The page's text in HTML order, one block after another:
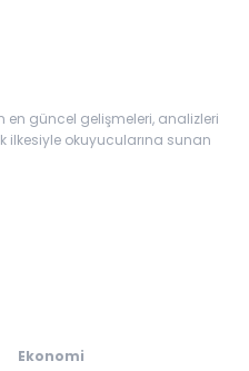
güncel gelişmeleri, analizleri
ilkesiyle okuyucularına sunan
Ekonomi